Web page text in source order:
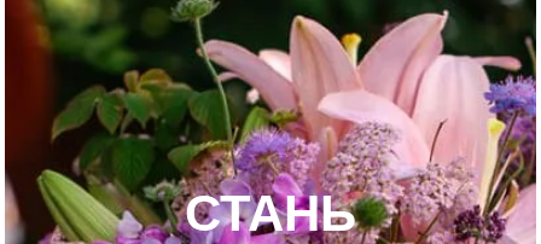
СТАНЬ